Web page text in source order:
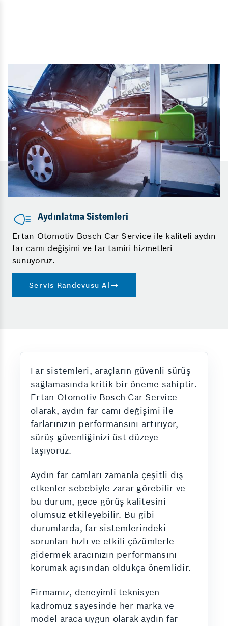
Aydınlatma Sistemleri
Ertan Otomotiv Bosch Car Service ile kaliteli aydın
far camı değişimi ve far tamiri hizmetleri
sunuyoruz.
Servis Randevusu Al
Far sistemleri, araçların güvenli sürüş
sağlamasında kritik bir öneme sahiptir.
Ertan Otomotiv Bosch Car Service
olarak, aydın far camı değişimi ile
farlarınızın performansını artırıyor,
sürüş güvenliğinizi üst düzeye
taşıyoruz.
Aydın far camları zamanla çeşitli dış
etkenler sebebiyle zarar görebilir ve
bu durum, gece görüş kalitesini
olumsuz etkileyebilir. Bu gibi
durumlarda, far sistemlerindeki
sorunları hızlı ve etkili çözümlerle
gidermek aracınızın performansını
korumak açısından oldukça önemlidir.
Firmamız, deneyimli teknisyen
kadromuz sayesinde her marka ve
model araca uygun olarak aydın far